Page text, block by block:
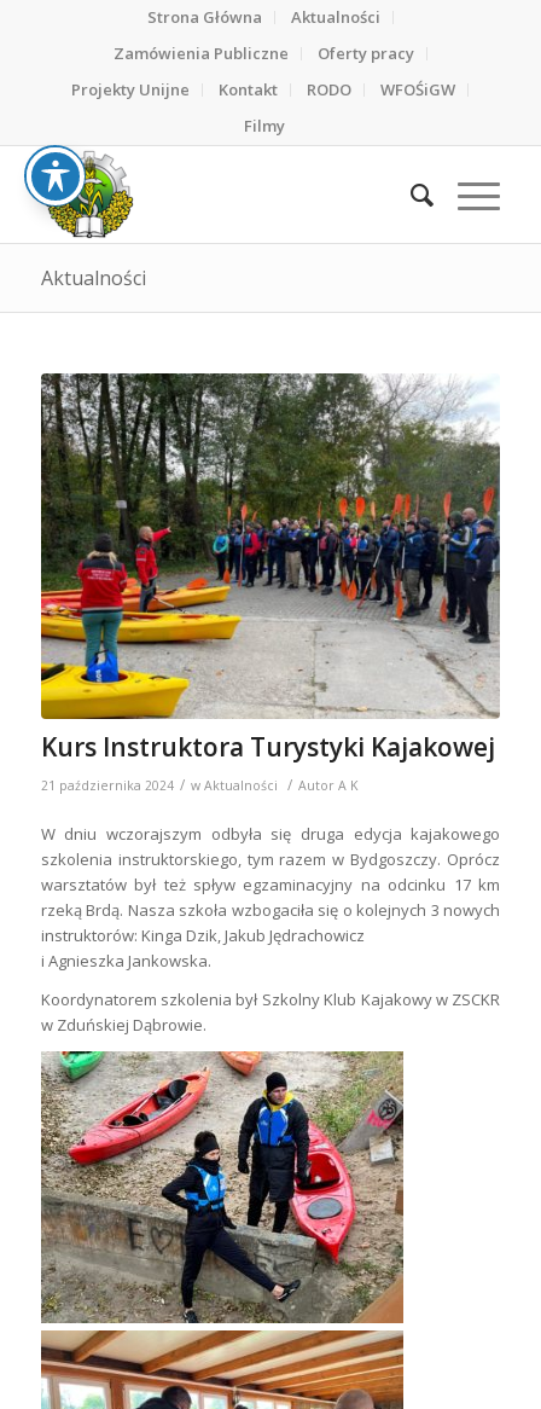
Strona Główna
Aktualności
Zamówienia Publiczne
Oferty pracy
Projekty Unijne
Kontakt RODO
WFOŚiGW
Filmy
Aktualności
Kurs Instruktora Turystyki Kajakowej
21 października 2024 / w Aktualności / Autor A K
W dniu wczorajszym odbyła się druga edycja kajakowego
szkolenia instruktorskiego, tym razem w Bydgoszczy. Oprócz
warsztatów był też spływ egzaminacyjny na odcinku 17 km
rzeką Brdą. Nasza szkoła wzbogaciła się o kolejnych 3 nowych
instruktorów: Kinga Dzik, Jakub Jędrachowicz
i Agnieszka Jankowska.
Koordynatorem szkolenia był Szkolny Klub Kajakowy w ZSCKR
w Zduńskiej Dąbrowie.